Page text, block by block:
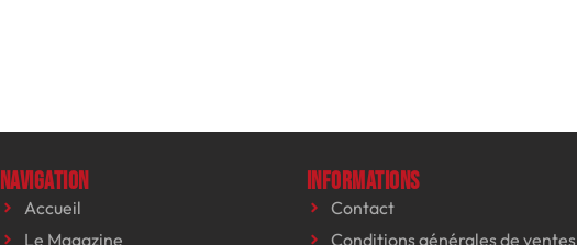
Navigation
Accueil
Le Magazine
Informations
Contact
Conditions générales de ventes